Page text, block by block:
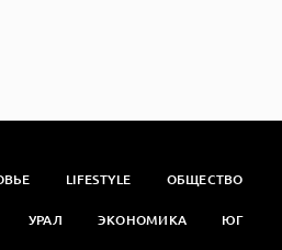
LIFESTYLE ОБЩЕСТВО
УРАЛ ЭКОНОМИКА ЮГ